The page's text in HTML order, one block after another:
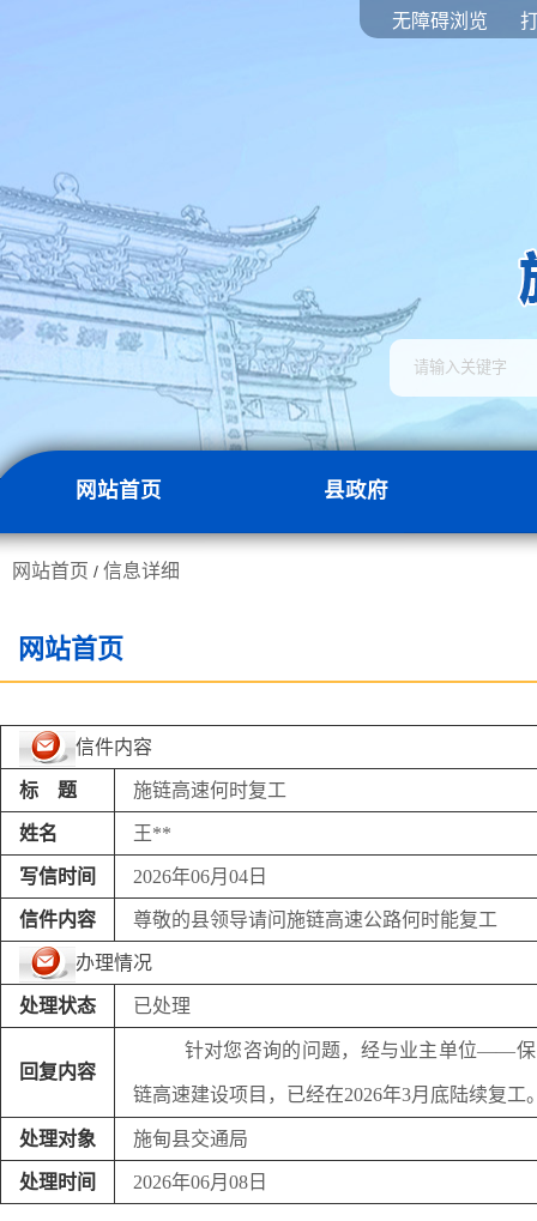
无障碍浏览
网站首页 县政府
网站首页 / 信息详细
网站首页
信件内容
标 题 施链高速何时复工
姓名 王**
写信时间 2026年06月04日
信件内容 尊敬的县领导请问施链高速公路何时能复工
办理情况
处理状态 已处理
回复内容
针对您咨询的问题，经与业主单位——保
链高速建设项目，已经在2026年3月底陆续复
处理对象 施甸县交通局
处理时间 2026年06月08日